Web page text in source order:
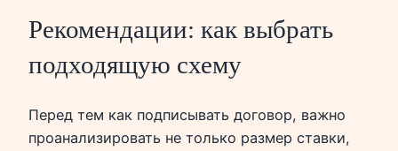
Рекомендации: как выбрать
подходящую схему
Перед тем как подписывать договор, важно
проанализировать не только размер ставки,